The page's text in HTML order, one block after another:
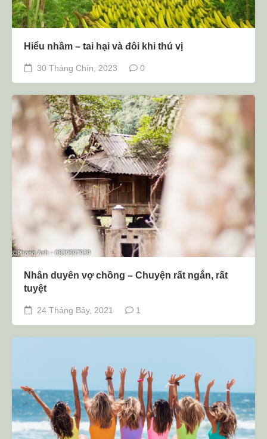
Hiểu nhầm – tai hại và đôi khi thú vị
30 Tháng Chín, 2023 0
Nhân duyên vợ chồng – Chuyện rất ngắn, rất
tuyệt
24 Tháng Bảy, 2021 1